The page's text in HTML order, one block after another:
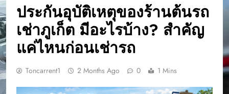
ประกันอุบัติเหตุของร้านต้นรถ
เช่าภูเก็ต มีอะไรบ้าง? สำคัญ
แค่ไหนก่อนเช่ารถ
Toncarrent1 2 Months Ago 0 1 Mins